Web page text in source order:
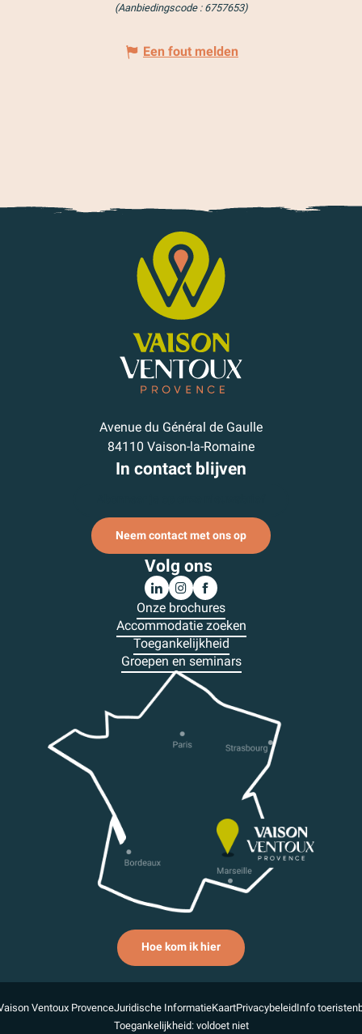
(Aanbiedingscode : 6757653)
Een fout melden
Avenue du Général de Gaulle
84110 Vaison-la-Romaine
In contact blijven
Neem contact met ons op
Volg ons
Onze brochures
Accommodatie zoeken
Toegankelijkheid
Groepen en seminars
Hoe kom ik hier
Ventoux ProvenceJuridische InformatieKaartPrivacybeleidInfo
Toegankelijkheid: voldoet niet